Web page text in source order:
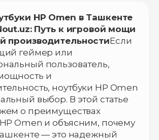
HP Omen в Ташкенте
Путь к игровой мощи
производительностиЕсли
геймер или
пользователь,
и
ноутбуки HP Omen
выбор. В этой статье
о преимуществах
Omen и объясним, почему
— это надежный